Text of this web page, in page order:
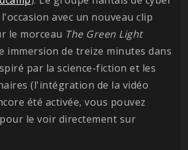
avec un nouveau clip
le morceau The Green Light
immersion de treize minutes dans
par la science-fiction et les
(l'intégration de la vidéo
été activée, vous pouvez
pour le voir directement sur